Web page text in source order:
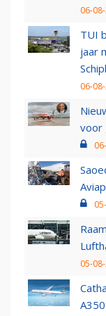
06-
TUI
jaar
06-
voor
05-